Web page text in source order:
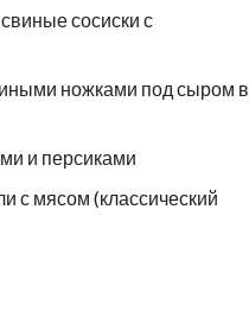
сосиски с
ножками под сыром в
и персиками
с мясом (классический